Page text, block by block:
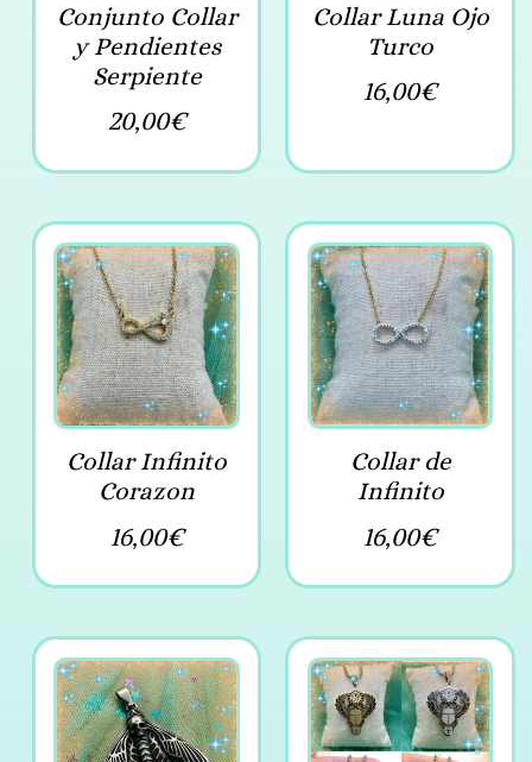
Conjunto Collar
y Pendientes
Serpiente
20,00€
Collar Luna Ojo
Turco
16,00€
Collar Infinito
Corazon
16,00€
Collar de
Infinito
16,00€